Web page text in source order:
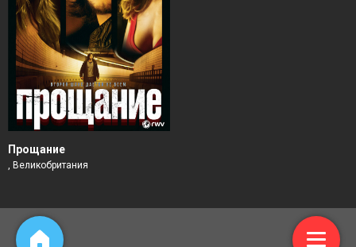
Прощание
, Великобритания